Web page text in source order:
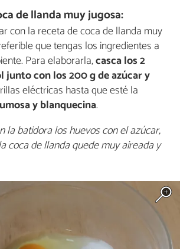
de llanda muy jugosa:
con la receta de coca de llanda muy
que tengas los ingredientes a
Para elaborarla,casca los 2
junto con los 200 g de azúcar y
eléctricas hasta que esté la
y blanquecina.
la batidora los huevos con el azúcar,
coca de llanda quede muy aireada y